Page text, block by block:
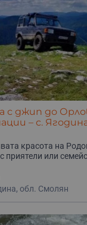
с джип до
– с.
красота на
приятели или
обл. Смолян